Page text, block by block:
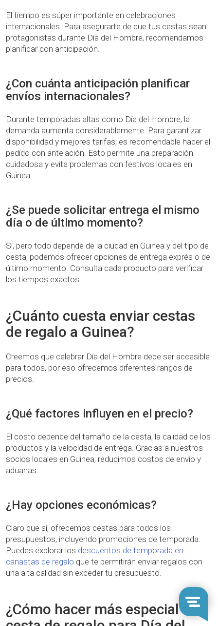
El tiempo es súper importante en celebraciones
internacionales. Para asegurarte de que tus cestas sean
protagonistas durante Día del Hombre, recomendamos
planificar con anticipación.
¿Con cuánta anticipación planificar
envíos internacionales?
Durante temporadas altas como Día del Hombre, la
demanda aumenta considerablemente. Para garantizar
disponibilidad y mejores tarifas, es recomendable hacer el
pedido con antelación. Esto permite una preparación
cuidadosa y evita problemas con festivos locales en
Guinea.
¿Se puede solicitar entrega el mismo
día o de último momento?
Sí, pero todo depende de la ciudad en Guinea y del tipo de
cesta; podemos ofrecer opciones de entrega exprés o de
último momento. Consulta cada producto para verificar
los tiempos exactos.
¿Cuánto cuesta enviar cestas
de regalo a Guinea?
Creemos que celebrar Día del Hombre debe ser accesible
para todos, por eso ofrecemos diferentes rangos de
precios.
¿Qué factores influyen en el precio?
El costo depende del tamaño de la cesta, la calidad de los
productos y la velocidad de entrega. Gracias a nuestros
socios locales en Guinea, reducimos costos de envío y
aduanas.
¿Hay opciones económicas?
Claro que sí, ofrecemos cestas para todos los
presupuestos, incluyendo promociones de temporada.
Puedes explorar los descuentos de temporada en
canastas de regalo que te permitirán enviar regalos con
una alta calidad sin exceder tu presupuesto.
¿Cómo hacer más especial tu